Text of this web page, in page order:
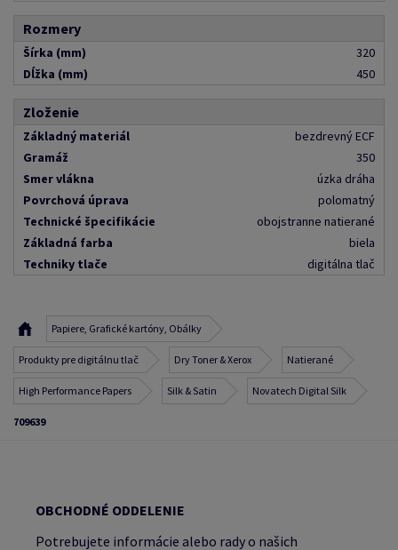
Rozmery
Šírka (mm)
320
Dĺžka (mm)
450
Zloženie
Základný materiál
bezdrevný ECF
Gramáž
350
Smer vlákna
úzka dráha
Povrchová úprava
polomatný
Technické špecifikácie
obojstranne natierané
Základná farba
biela
Techniky tlače
digitálna tlač
Papiere, Grafické kartóny, Obálky
Produkty pre digitálnu tlač Dry Toner & Xerox Natierané
High Performance Papers Silk & Satin Novatech Digital Silk
709639
OBCHODNÉ ODDELENIE
Potrebujete informácie alebo rady o našich